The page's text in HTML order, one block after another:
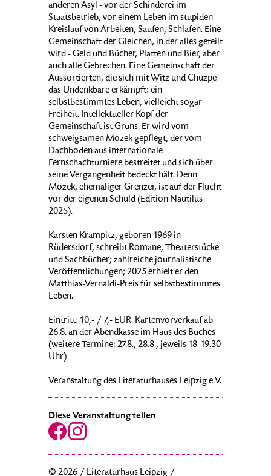
anderen Asyl - vor der Schinderei im
Staatsbetrieb, vor einem Leben im stupiden
Kreislauf von Arbeiten, Saufen, Schlafen. Eine
Gemeinschaft der Gleichen, in der alles geteilt
wird - Geld und Bücher, Platten und Bier, aber
auch alle Gebrechen. Eine Gemeinschaft der
Aussortierten, die sich mit Witz und Chuzpe
das Undenkbare erkämpft: ein
selbstbestimmtes Leben, vielleicht sogar
Freiheit. Intellektueller Kopf der
Gemeinschaft ist Gruns. Er wird vom
schweigsamen Mozek gepflegt, der vom
Dachboden aus internationale
Fernschachturniere bestreitet und sich über
seine Vergangenheit bedeckt hält. Denn
Mozek, ehemaliger Grenzer, ist auf der Flucht
vor der eigenen Schuld (Edition Nautilus
2025).
Karsten Krampitz, geboren 1969 in
Rüdersdorf, schreibt Romane, Theaterstücke
und Sachbücher; zahlreiche journalistische
Veröffentlichungen; 2025 erhielt er den
Matthias-Vernaldi-Preis für selbstbestimmtes
Leben.
Eintritt: 10,- / 7,- EUR. Kartenvorverkauf ab
26.8. an der Abendkasse im Haus des Buches
(weitere Termine: 27.8., 28.8., jeweils 18-19.30
Uhr)
Veranstaltung des Literaturhauses Leipzig e.V.
Diese Veranstaltung teilen
© 2026 / Literaturhaus Leipzig /